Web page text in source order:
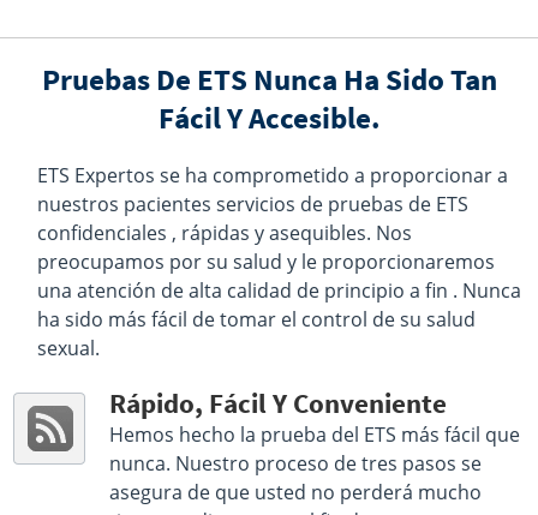
Select This Lab Location
Quest Diagnostics 19.15 miles
22285 Pepper Rd Ste 107
Barrington, IL 60010
Hours :M T,TH,F 8:00 AM - 12:00 PM , 1:00 PM - 4:00
PM | W,Sat 8:00 AM - 12:00 PM
Get Direction
Select This Lab Location
Quest Diagnostics 19.29 miles
2591 Compass Rd Ste 110
Glenview, IL 60026
M - F 7:00 AM - 12:00 PM 1:00 PM - 3:00 PM |
Sat 8:00 AM - 12:00 PM
Pruebas De ETS Nunca Ha Sido Tan
Fácil Y Accesible.
ETS Expertos se ha comprometido a proporcionar a
nuestros pacientes servicios de pruebas de ETS
confidenciales , rápidas y asequibles. Nos
preocupamos por su salud y le proporcionaremos
una atención de alta calidad de principio a fin . Nunca
ha sido más fácil de tomar el control de su salud
sexual.
Rápido, Fácil Y Conveniente
Hemos hecho la prueba del ETS más fácil que
nunca. Nuestro proceso de tres pasos se
asegura de que usted no perderá mucho